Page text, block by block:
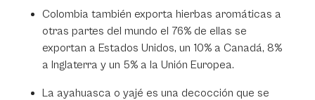
Colombia también exporta hierbas aromáticas a
otras partes del mundo el 76% de ellas se
exportan a Estados Unidos, un 10% a Canadá, 8%
a Inglaterra y un 5% a la Unión Europea.
La ayahuasca o yajé es una decocción que se